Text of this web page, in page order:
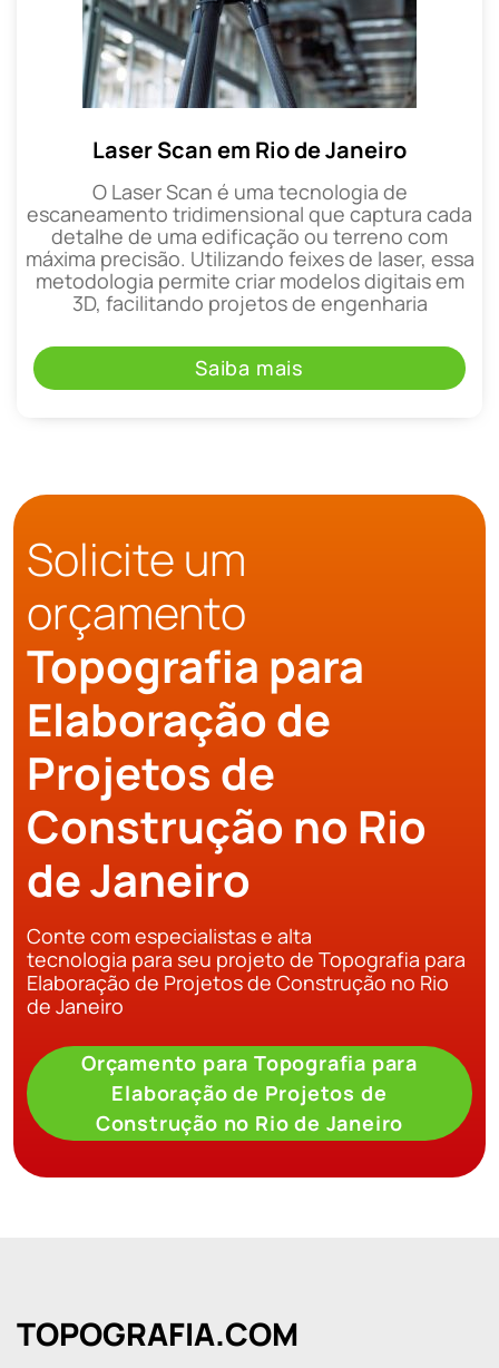
Laser Scan em Rio de Janeiro
O Laser Scan é uma tecnologia de
escaneamento tridimensional que captura cada
detalhe de uma edificação ou terreno com
máxima precisão. Utilizando feixes de laser, essa
metodologia permite criar modelos digitais em
3D, facilitando projetos de engenharia
Saiba mais
Solicite um
orçamento
Topografia para
Elaboração de
Projetos de
Construção no Rio
de Janeiro
Conte com especialistas e alta
tecnologia para seu projeto de Topografia para
Elaboração de Projetos de Construção no Rio
de Janeiro
Orçamento para Topografia para
Elaboração de Projetos de
Construção no Rio de Janeiro
TOPOGRAFIA.COM